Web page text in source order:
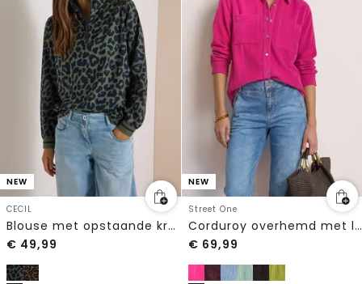
NEW
CECIL
Blouse met opstaande kraag en ritssluiting
€ 49,99
NEW
Street One
Corduroy overhemd met lange mouwen en knopen
€ 69,99